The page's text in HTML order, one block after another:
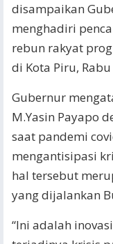
disampaikan
menghadiri
rebun rakyat
di Kota Piru,
Gubernur
M.Yasin Payapo
saat pandemi
mengantisipasi
hal tersebut
yang dijalankan
“Ini adalah